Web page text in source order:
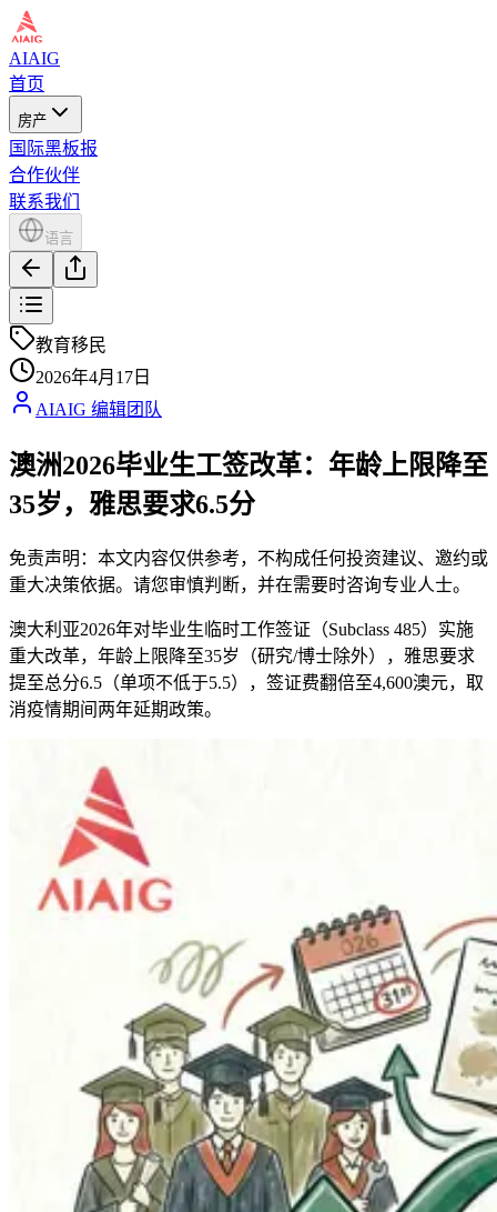
AIAIG
首页
房产
国际黑板报
合作伙伴
联系我们
语言
教育移民
2026年4月17日
AIAIG 编辑团队
澳洲2026毕业生工签改革：年龄上限降至
35岁，雅思要求6.5分
免责声明：本文内容仅供参考，不构成任何投资建议、邀约或
重大决策依据。请您审慎判断，并在需要时咨询专业人士。
澳大利亚2026年对毕业生临时工作签证（Subclass 485）实施
重大改革，年龄上限降至35岁（研究/博士除外），雅思要求
提至总分6.5（单项不低于5.5），签证费翻倍至4,600澳元，取
消疫情期间两年延期政策。